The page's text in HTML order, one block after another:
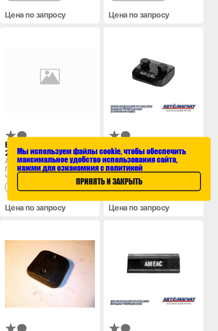
Цена по запросу Цена по запросу
Болт ЧМЗАП 603-
2918042
Артикул: 603-2918042
Производитель:
Челябинский машиност...
Нет в наличии
Цена по запросу
ЧМЗАП 99858-
2918024
Артикул: 99858-2918024
Производитель: ООО
"Автомагнат...
Нет в наличии
Цена по запросу
Мы используем файлы cookie, чтобы обеспечить
максимальное удобство использования сайта,
нажми для ознакомния с политикой
ПРИНЯТЬ И ЗАКРЫТЬ